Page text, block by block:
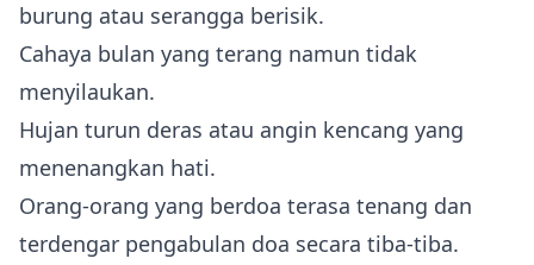
burung atau serangga berisik.
Cahaya bulan yang terang namun tidak
menyilaukan.
Hujan turun deras atau angin kencang yang
menenangkan hati.
Orang-orang yang berdoa terasa tenang dan
terdengar pengabulan doa secara tiba‑tiba.